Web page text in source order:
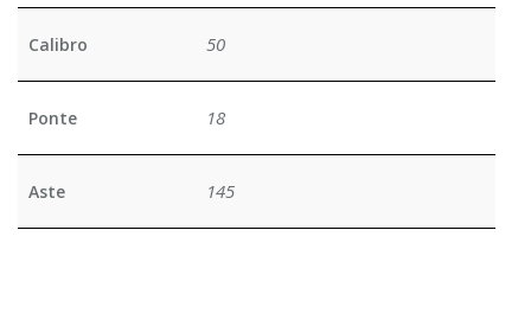
Calibro 50
Ponte 18
Aste 145